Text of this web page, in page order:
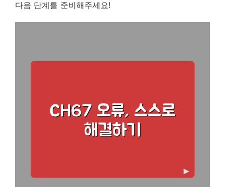
다음 단계를 준비해주세요!